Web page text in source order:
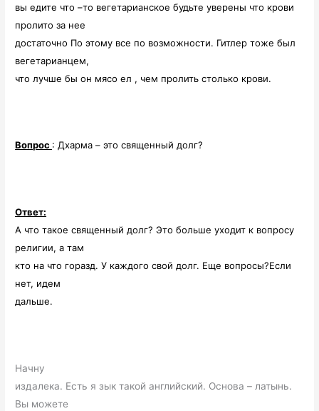
вы едите что –то вегетарианское будьте уверены что крови
пролито за нее
достаточно По этому все по возможности. Гитлер тоже был
вегетарианцем,
что лучше бы он мясо ел , чем пролить столько крови.
Вопрос : Дхарма – это священный долг?
Ответ:
А что такое священный долг? Это больше уходит к вопросу
религии, а там
кто на что горазд. У каждого свой долг. Еще вопросы?Если
нет, идем
дальше.
Начну
издалека. Есть я зык такой английский. Основа – латынь.
Вы можете